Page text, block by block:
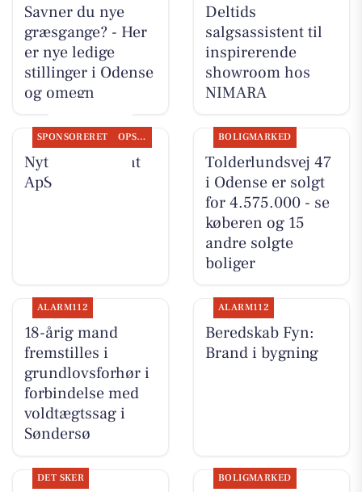
Savner du nye
græsgange? - Her
er nye ledige
stillinger i Odense
og omegn
Deltids
salgsassistent til
inspirerende
showroom hos
NIMARA
SPONSORERET OPSLAGSTAVLEN
Nyt fra Fairpaint
ApS
BOLIGMARKED
Tolderlundsvej 47
i Odense er solgt
for 4.575.000 - se
køberen og 15
andre solgte
boliger
ALARM112
18-årig mand
fremstilles i
grundlovsforhør i
forbindelse med
voldtægtssag i
Søndersø
ALARM112
Beredskab Fyn:
Brand i bygning
DET SKER BOLIGMARKED